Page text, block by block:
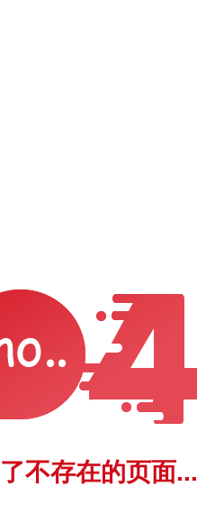
不存在的页面...